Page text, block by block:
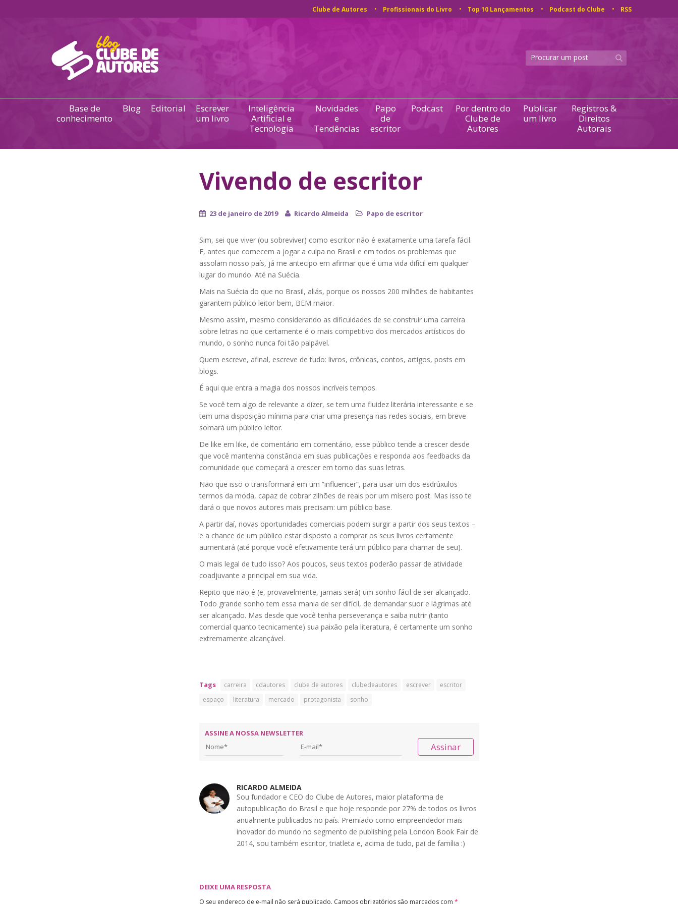
Clube de Autores Profissionais do Livro Top 10 Lançamentos Podcast do Clube RSS
Base de
conhecimento
Blog Editorial
Escrever
um livro
Inteligência
Artificial e
Tecnologia
Novidades
e
Tendências
Papo
de
escritor
Podcast
Por dentro do
Clube de
Autores
Publicar
um livro
Registros &
Direitos
Autorais
Vivendo de escritor
23 de janeiro de 2019 Ricardo Almeida Papo de escritor
Sim, sei que viver (ou sobreviver) como escritor não é exatamente uma tarefa fácil.
E, antes que comecem a jogar a culpa no Brasil e em todos os problemas que
assolam nosso país, já me antecipo em afirmar que é uma vida difícil em qualquer
lugar do mundo. Até na Suécia.
Mais na Suécia do que no Brasil, aliás, porque os nossos 200 milhões de habitantes
garantem público leitor bem, BEM maior.
Mesmo assim, mesmo considerando as dificuldades de se construir uma carreira
sobre letras no que certamente é o mais competitivo dos mercados artísticos do
mundo, o sonho nunca foi tão palpável.
Quem escreve, afinal, escreve de tudo: livros, crônicas, contos, artigos, posts em
blogs.
É aqui que entra a magia dos nossos incríveis tempos.
Se você tem algo de relevante a dizer, se tem uma fluidez literária interessante e se
tem uma disposição mínima para criar uma presença nas redes sociais, em breve
somará um público leitor.
De like em like, de comentário em comentário, esse público tende a crescer desde
que você mantenha constância em suas publicações e responda aos feedbacks da
comunidade que começará a crescer em torno das suas letras.
Não que isso o transformará em um “influencer”, para usar um dos esdrúxulos
termos da moda, capaz de cobrar zilhões de reais por um mísero post. Mas isso te
dará o que novos autores mais precisam: um público base.
A partir daí, novas oportunidades comerciais podem surgir a partir dos seus textos –
e a chance de um público estar disposto a comprar os seus livros certamente
aumentará (até porque você efetivamente terá um público para chamar de seu).
O mais legal de tudo isso? Aos poucos, seus textos poderão passar de atividade
coadjuvante a principal em sua vida.
Repito que não é (e, provavelmente, jamais será) um sonho fácil de ser alcançado.
Todo grande sonho tem essa mania de ser difícil, de demandar suor e lágrimas até
ser alcançado. Mas desde que você tenha perseverança e saiba nutrir (tanto
comercial quanto tecnicamente) sua paixão pela literatura, é certamente um sonho
extremamente alcançável.
Tags carreira cdautores clube de autores clubedeautores escrever
escritor
espaço
literatura mercado protagonista sonho
ASSINE A NOSSA NEWSLETTER
Assinar
RICARDO ALMEIDA
Sou fundador e CEO do Clube de Autores, maior plataforma de
autopublicação do Brasil e que hoje responde por 27% de todos os livros
anualmente publicados no país. Premiado como empreendedor mais
inovador do mundo no segmento de publishing pela London Book Fair de
2014, sou também escritor, triatleta e, acima de tudo, pai de família :)
DEIXE UMA RESPOSTA
O seu endereço de e-mail não será publicado. Campos obrigatórios são marcados com *